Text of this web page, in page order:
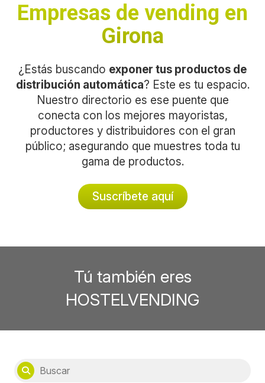
Empresas de vending en
Girona
¿Estás buscando exponer tus productos de
distribución automática? Este es tu espacio.
Nuestro directorio es ese puente que
conecta con los mejores mayoristas,
productores y distribuidores con el gran
público; asegurando que muestres toda tu
gama de productos.
Suscríbete aquí
Tú también eres
HOSTELVENDING